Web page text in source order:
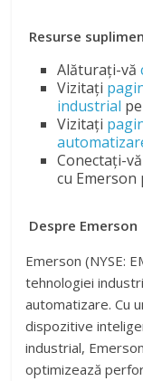
Resurse
Alăturați-vă
Vizitați
industrial
Vizitați
Conectați-vă
cu Emerson
Despre Emerson
Emerson (NYSE:
tehnologiei
automatizare. Cu
dispozitive
industrial, Emerson
optimizează